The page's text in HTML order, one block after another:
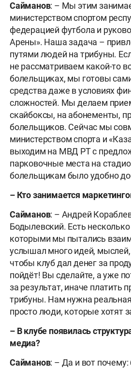
Сайманов: – Мы этим
министерством спортом
федерацией футбола и
Арены». Наша задача –
путями людей на трибуны.
не рассматриваем какой-то
болельщиках, мы готовы
средства даже в условиях
сложностей. Мы делаем
скайбоксы, на абонементы,
болельщиков. Сейчас мы
министерством спорта и
выходим на МВД РТ с
парковочные места на
болельщикам было удобно
– Кто занимается
Сайманов: – Андрей
Бодылевский. Есть
которыми мы пытались
услышал много идей, мыслей,
чтобы клуб дал денег за
пойдёт! Вы сделайте, а уже
за результат, иначе платить
трибуны. Нам нужна
просто люди, которые хотят
– В клубе появилась
медиа?
Сайманов: – Да и вот